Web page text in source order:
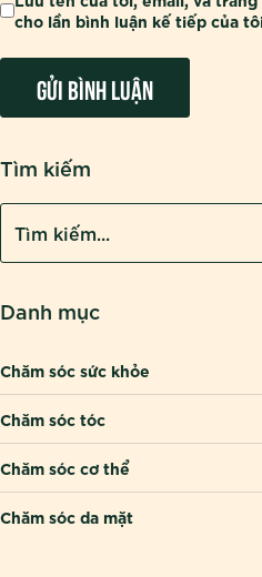
cho lần bình luận kế tiếp của
Tìm kiếm
Danh mục
Chăm sóc sức khỏe
Chăm sóc tóc
Chăm sóc cơ thể
Chăm sóc da mặt